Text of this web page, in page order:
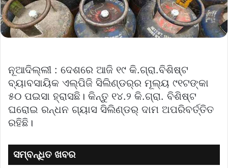
ନୂଆଦିଲ୍ଲୀ : ଦେଶରେ ଆଜି ୧୯ କି.ଗ୍ରା.ବିଶିଷ୍ଟ
ବ୍ୟାବସାୟିକ ଏଲ୍‌ପିଜି ସିଲିଣ୍ଡର୍‌ର ମୂଲ୍ୟ ୯୧ଟଙ୍କା
୫୦ ପଇସା ହ୍ରାସଛି। କିନ୍ତୁ ୧୪.୨ କି.ଗ୍ରା. ବିଶିଷ୍ଟ
ଘରୋଇ ରନ୍ଧନ ଗ୍ୟାସ ସିଲିଣ୍ଡର୍‌ ଦାମ ଅପରିବର୍ତ୍ତିତ
ରହିଛି।
ସମ୍ବନ୍ଧିତ ଖବର